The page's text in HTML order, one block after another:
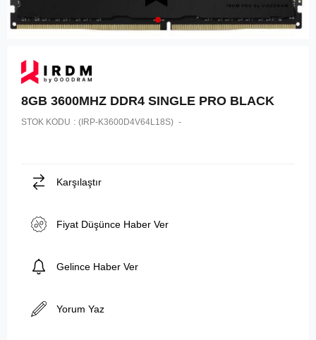
8GB 3600MHZ DDR4 SINGLE PRO BLACK
STOK KODU (IRP-K3600D4V64L18S)
Karşılaştır
Fiyat Düşünce Haber Ver
Gelince Haber Ver
Yorum Yaz